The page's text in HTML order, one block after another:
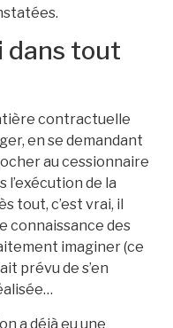
dans tout
contractuelle
en se demandant
au cessionnaire
l’exécution de la
tout, c’est vrai, il
connaissance des
imaginer (ce
prévu de s’en
a déjà eu une